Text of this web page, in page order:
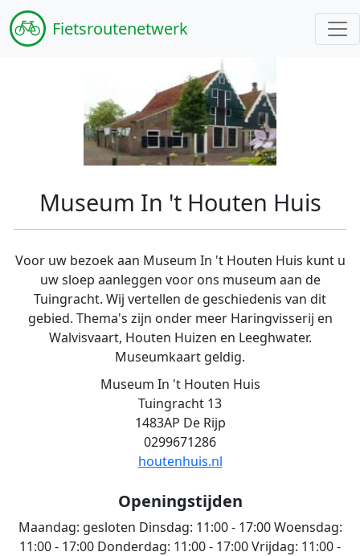
Fietsroutenetwerk
Museum In 't Houten Huis
Voor uw bezoek aan Museum In 't Houten Huis kunt u
uw sloep aanleggen voor ons museum aan de
Tuingracht. Wij vertellen de geschiedenis van dit
gebied. Thema's zijn onder meer Haringvisserij en
Walvisvaart, Houten Huizen en Leeghwater.
Museumkaart geldig.
Museum In 't Houten Huis
Tuingracht 13
1483AP De Rijp
0299671286
houtenhuis.nl
Openingstijden
Maandag: gesloten Dinsdag: 11:00 - 17:00Woensdag:
11:00 - 17:00 Donderdag: 11:00 - 17:00Vrijdag: 11:00 -